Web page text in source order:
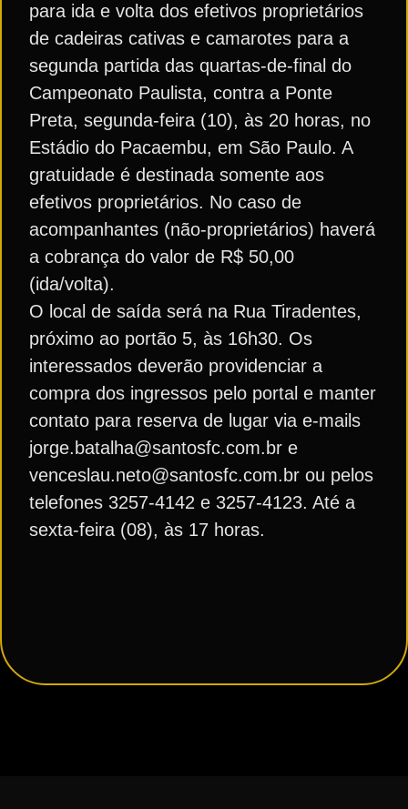
para ida e volta dos efetivos proprietários
de cadeiras cativas e camarotes para a
segunda partida das quartas-de-final do
Campeonato Paulista, contra a Ponte
Preta, segunda-feira (10), às 20 horas, no
Estádio do Pacaembu, em São Paulo. A
gratuidade é destinada somente aos
efetivos proprietários. No caso de
acompanhantes (não-proprietários) haverá
a cobrança do valor de R$ 50,00
(ida/volta).
O local de saída será na Rua Tiradentes,
próximo ao portão 5, às 16h30. Os
interessados deverão providenciar a
compra dos ingressos pelo portal e manter
contato para reserva de lugar via e-mails
jorge.batalha@santosfc.com.br e
venceslau.neto@santosfc.com.br ou pelos
telefones 3257-4142 e 3257-4123. Até a
sexta-feira (08), às 17 horas.